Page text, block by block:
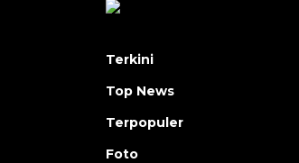
Terkini
Top News
Terpopuler
Foto